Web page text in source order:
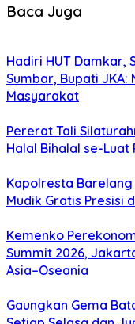
Baca Juga
Hadiri HUT Damkar,
Sumbar, Bupati
Masyarakat
Pererat Tali
Halal Bihalal se-Luat
Kapolresta
Mudik Gratis Presisi
Kemenko
Summit 2026,
Asia–Oseania
Gaungkan Gema